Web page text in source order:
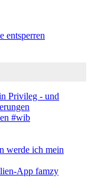
entsperren
Privileg - und
#wib
werde ich mein
App famzy